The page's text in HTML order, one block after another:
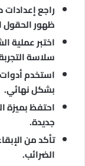
راجع
ظهور
اختبر عملية
سلاسة
استخدم
بشكل نهائي.
احتفظ بميزة
جديدة.
تأكد من
الضرائب.